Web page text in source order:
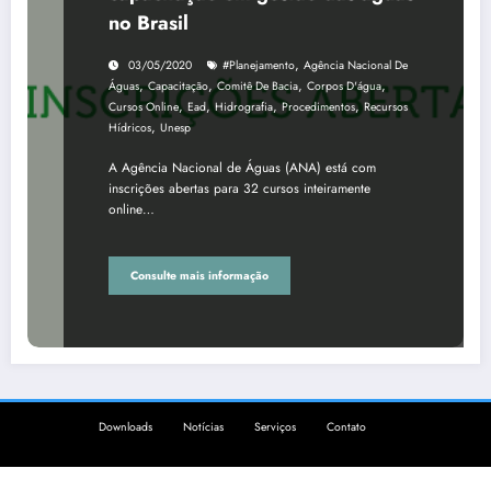
no Brasil
03/05/2020 #Planejamento, Agência Nacional De
Águas,Capacitação,Comitê De Bacia, Corpos D'água,
Cursos Online, Ead,Hidrografia,Procedimentos,Recursos
Hídricos, Unesp
A Agência Nacional de Águas (ANA) está com
inscrições abertas para 32 cursos inteiramente
online…
Consulte mais informação
Downloads Notícias Serviços Contato